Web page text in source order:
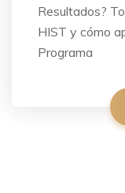
Resultados?
HIST y cómo
Programa